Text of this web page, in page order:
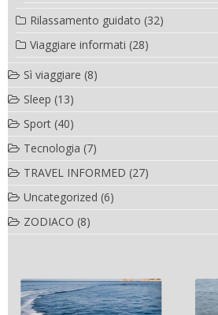
Rilassamento guidato (32)
Viaggiare informati (28)
Sì viaggiare (8)
Sleep (13)
Sport (40)
Tecnologia (7)
TRAVEL INFORMED (27)
Uncategorized (6)
ZODIACO (8)